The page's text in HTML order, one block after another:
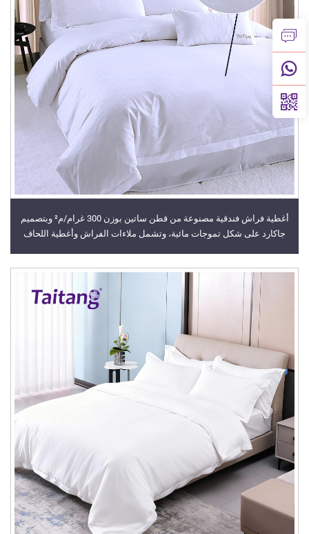
أغطية فراش فندقية مصنوعة من قطن ساتين بوزن 300 غرام/م² وبتصميم
جاكارد على شكل تموجات مائية، وتشمل ملاءات الفراش وأغطية اللحاف